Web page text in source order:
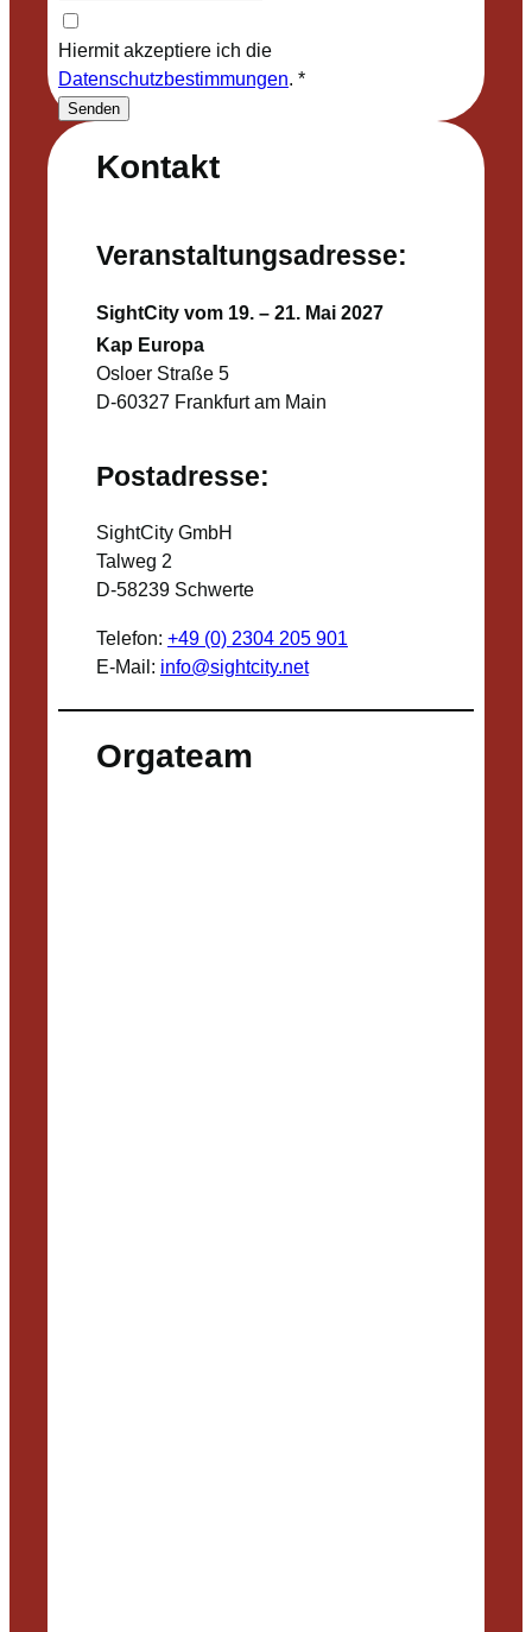
Kontakt
Veranstaltungsadresse:
SightCity vom 19. – 21. Mai 2027
Kap Europa
Osloer Straße 5
D-60327 Frankfurt am Main
Postadresse:
SightCity GmbH
Talweg 2
D-58239 Schwerte
Telefon: +49 (0) 2304 205 901
E-Mail: info@sightcity.net
Orgateam
Hiermit akzeptiere ich die
Datenschutzbestimmungen. *
Senden